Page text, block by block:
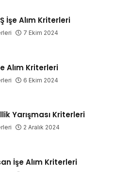
İşe Alım Kriterleri
7 Ekim 2024
Alım Kriterleri
6 Ekim 2024
Yarışması Kriterleri
2 Aralık 2024
İşe Alım Kriterleri